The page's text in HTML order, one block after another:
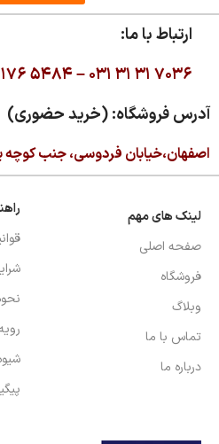
ارتباط با ما:
۰۹۱۳ ۱۷۶۰۳۱ ۳۱ ۳۱ ۷۰۳۶
آدرس فروشگاه: (خرید حضوری)
اصفهان،خیابان فردوسی، جنب
لینک های مهم
صفحه اصلی
فروشگاه
وبلاگ
تماس با ما
درباره ما